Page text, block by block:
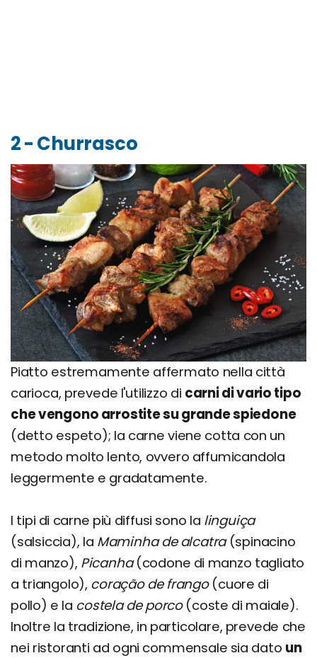
2 - Churrasco
Piatto estremamente affermato nella città
carioca, prevede l'utilizzo di carni di vario tipo
che vengono arrostite su grande spiedone
(detto espeto); la carne viene cotta con un
metodo molto lento, ovvero affumicandola
leggermente e gradatamente.
I tipi di carne più diffusi sono la linguiça
(salsiccia), la Maminha de alcatra(spinacino
di manzo), Picanha(codone di manzo tagliato
a triangolo), coração de frango(cuore di
pollo) e la costela de porco(coste di maiale).
Inoltre la tradizione, in particolare, prevede che
nei ristoranti ad ogni commensale sia dato un